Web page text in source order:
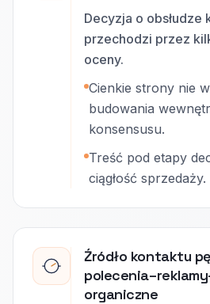
Decyzja o obsłudze
przechodzi przez
oceny.
Cienkie strony nie
budowania
konsensusu.
Treść pod etapy
ciągłość sprzedaży.
Źródło kontaktu
organiczne